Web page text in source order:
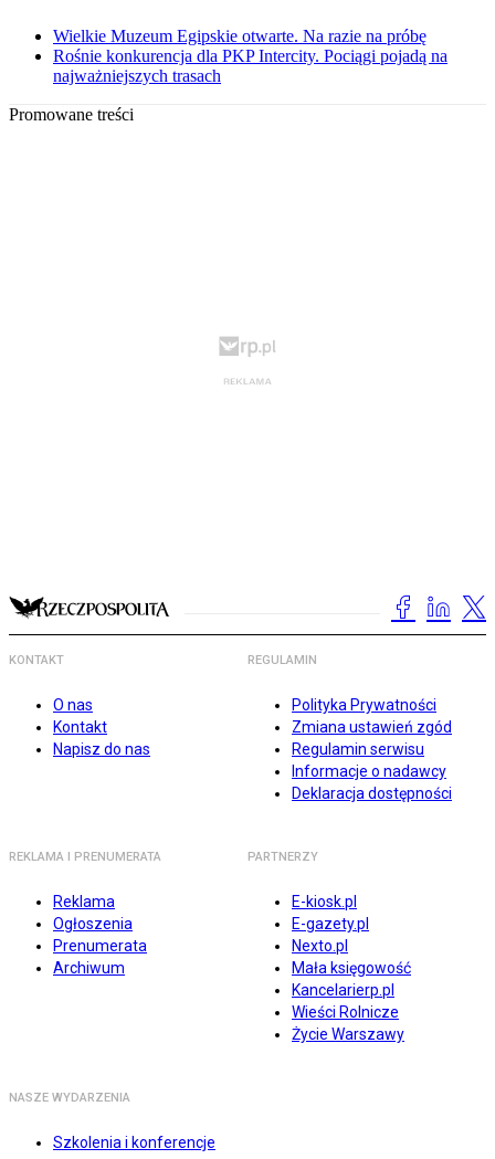
Wielkie Muzeum Egipskie otwarte. Na razie na próbę
Rośnie konkurencja dla PKP Intercity. Pociągi pojadą na
najważniejszych trasach
Promowane treści
KONTAKT
O nas
Kontakt
Napisz do nas
REGULAMIN
Polityka Prywatności
Zmiana ustawień zgód
Regulamin serwisu
Informacje o nadawcy
Deklaracja dostępności
REKLAMA I PRENUMERATA
Reklama
Ogłoszenia
Prenumerata
Archiwum
PARTNERZY
E-kiosk.pl
E-gazety.pl
Nexto.pl
Mała księgowość
Kancelarierp.pl
Wieści Rolnicze
Życie Warszawy
NASZE WYDARZENIA
Szkolenia i konferencje